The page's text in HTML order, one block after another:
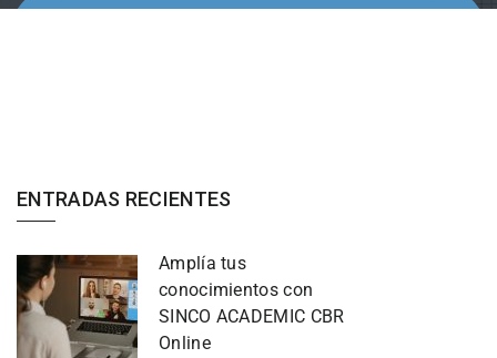
ENTRADAS RECIENTES
Amplía tus
conocimientos con
SINCO ACADEMIC CBR
Online